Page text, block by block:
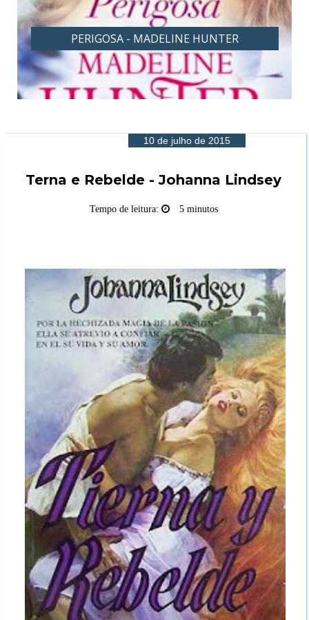
PERIGOSA - MADELINE HUNTER
10 de julho de 2015
Terna e Rebelde - Johanna Lindsey
Tempo de leitura: 5 minutos